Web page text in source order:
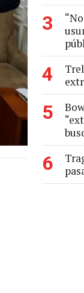
3
4
5
6